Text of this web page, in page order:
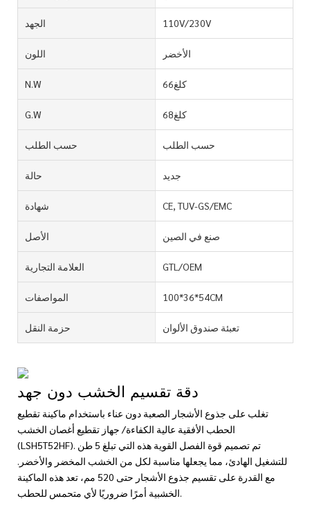
الجهد 110V/230V
اللون الأخضر
N.W كلغ66
G.W كلغ68
حسب الطلب حسب الطلب
حالة جديد
شهادة CE, TUV-GS/EMC
الأصل صنع في الصين
العلامة التجارية GTL/OEM
المواصفات 100*36*54CM
حزمة النقل تعبئة صندوق الألوان
تغلب على جذوع الأشجار الصعبة دون عناء باستخدام ماكينة تقطيع
الحطب الأفقية عالية الكفاءة/ جهاز تقطيع أغصان الخشب
(LSH5T52HF). تم تصميم قوة الفصل القوية هذه التي تبلغ 5 طن
للتشغيل الهادئ، مما يجعلها مناسبة لكل من الخشب المخضر والأخضر.
مع القدرة على تقسيم جذوع الأشجار حتى 520 مم، تعد هذه الماكينة
الخشبية أمرًا ضروريًا لأي متحمس للحطب.